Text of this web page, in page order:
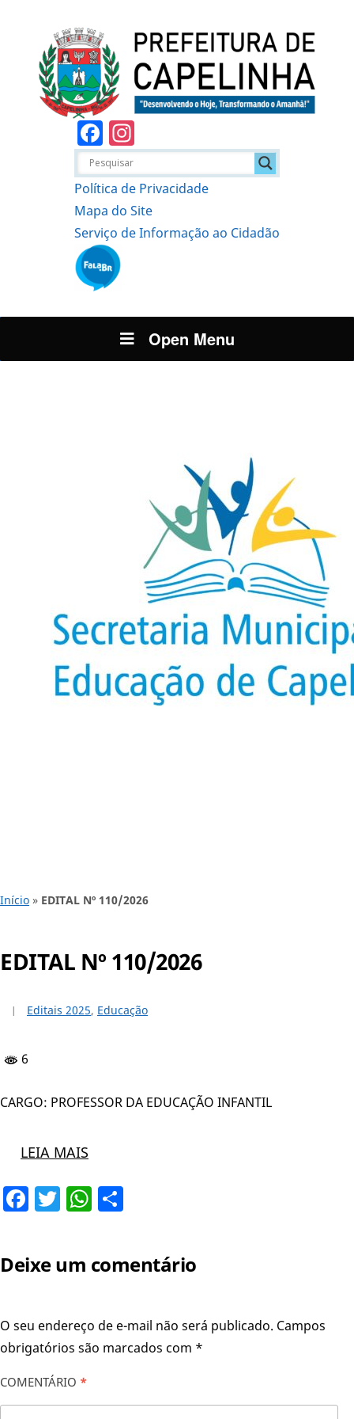
Facebook
Política de Privacidade
Mapa do Site
Serviço de Informação ao Cidadão
Open Menu
Início » EDITAL Nº 110/2026
EDITAL Nº 110/2026
Editais 2025, Educação
6
CARGO: PROFESSOR DA EDUCAÇÃO INFANTIL
LEIA MAIS
Facebook
TwitterWhatsApp
Deixe um comentário
O seu endereço de e-mail não será publicado. Campos
obrigatórios são marcados com *
COMENTÁRIO *